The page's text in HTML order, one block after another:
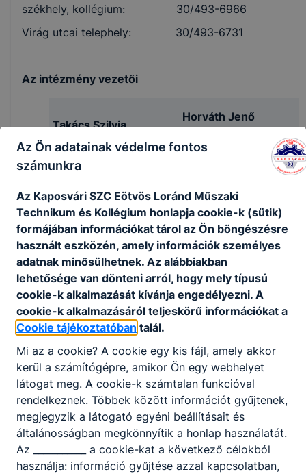
székhely, kollégium: 30/493-6966
Virág utcai telephely: 30/493-6731
Az intézmény vezetői
Takács Szilvia
igazgató
takacs.szilvia@kszc.hu
Horváth Jenő
általános
igazgatóhelyettes
horvath.jeno@kszc.hu
Ferka Gabriella
közismereti
igazgatóhelyettes
ferka.gabriella@kszc.hu
Fisli István
szakmai
igazgatóhelyettes
fisli.istvan@kszc.hu
Mike Gábor
szakmai
igazgatóhelyettes
mike.gabor@kszc.hu
Kiss Ernő
igazgatóhelyettes
kiss.erno@kszc.hu
Tevékenységre, működésre vonatkozó adatok
Az Ön adatainak védelme fontos
számunkra
Az Kaposvári SZC Eötvös Loránd Műszaki
Technikum és Kollégium honlapja cookie-k (sütik)
formájában információkat tárol az Ön böngészésre
használt eszközén, amely információk személyes
adatnak minősülhetnek. Az alábbiakban
lehetősége van dönteni arról, hogy mely típusú
cookie-k alkalmazását kívánja engedélyezni. A
cookie-k alkalmazásáról teljeskörű információkat a
Cookie tájékoztatóban talál.
Mi az a cookie? A cookie egy kis fájl, amely akkor
kerül a számítógépre, amikor Ön egy webhelyet
látogat meg. A cookie-k számtalan funkcióval
rendelkeznek. Többek között információt gyűjtenek,
megjegyzik a látogató egyéni beállításait és
általánosságban megkönnyítik a honlap használatát.
Az ___________ a cookie-kat a következő célokból
használja: információ gyűjtése azzal kapcsolatban,